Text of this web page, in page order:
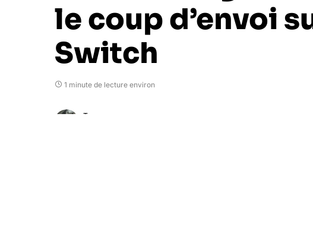
le coup d’envoi
Switch
1 minute de lecture environ
Tsu